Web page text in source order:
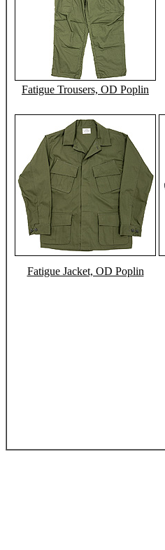
Fatigue Trousers, OD Poplin
Fatigue Jacket, OD Poplin